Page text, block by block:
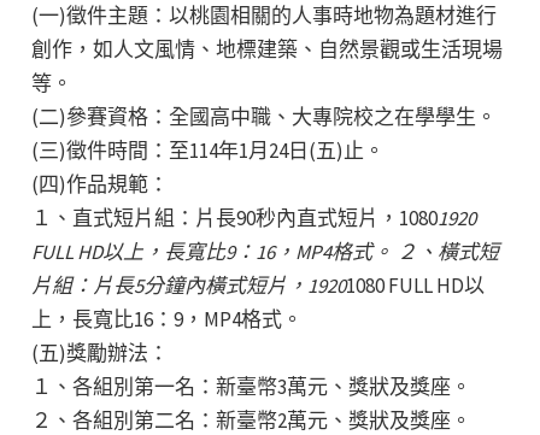
(一)徵件主題：以桃園相關的人事時地物為題材進行
創作，如人文風情、地標建築、自然景觀或生活現場
等。
(二)參賽資格：全國高中職、大專院校之在學學生。
(三)徵件時間：至114年1月24日(五)止。
(四)作品規範：
１、直式短片組：片長90秒內直式短片，10801920
FULL HD以上，長寬比9：16，MP4格式。 ２、橫式短
片組：片長5分鐘內橫式短片，19201080 FULL HD以
上，長寬比16：9，MP4格式。
(五)獎勵辦法：
１、各組別第一名：新臺幣3萬元、獎狀及獎座。
２、各組別第二名：新臺幣2萬元、獎狀及獎座。